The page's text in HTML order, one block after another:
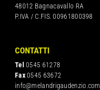
48012 Bagnacavallo RA
P.IVA / C.FIS. 00961800398
CONTATTI
Tel 0545 61278
Fax0545 63672
info@melandrigaudenzio.com